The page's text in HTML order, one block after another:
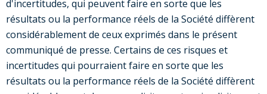
d'incertitudes, qui peuvent faire en sorte que les
résultats ou la performance réels de la Société diffèrent
considérablement de ceux exprimés dans le présent
communiqué de presse. Certains de ces risques et
incertitudes qui pourraient faire en sorte que les
résultats ou la performance réels de la Société diffèrent